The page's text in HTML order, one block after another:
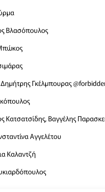
Βλασόπουλος
Γκέλμπουρας
Κατσατσίδης, Βαγγέλης
Αγγελέτου
Καλαντζή